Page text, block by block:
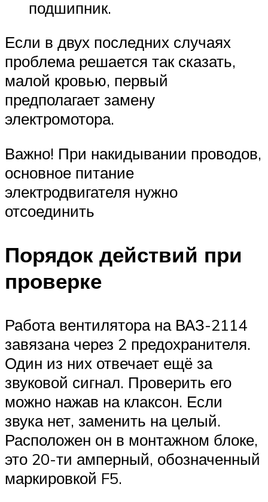
подшипник.
Если в двух последних случаях
проблема решается так сказать,
малой кровью, первый
предполагает замену
электромотора.
Важно! При накидывании проводов,
основное питание
электродвигателя нужно
отсоединить
Порядок действий при
проверке
Работа вентилятора на ВАЗ-2114
завязана через 2 предохранителя.
Один из них отвечает ещё за
звуковой сигнал. Проверить его
можно нажав на клаксон. Если
звука нет, заменить на целый.
Расположен он в монтажном блоке,
это 20-ти амперный, обозначенный
маркировкой F5.